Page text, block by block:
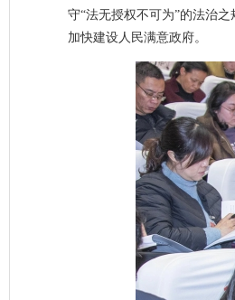
守“法无授权不可为”的法治
加快建设人民满意政府。